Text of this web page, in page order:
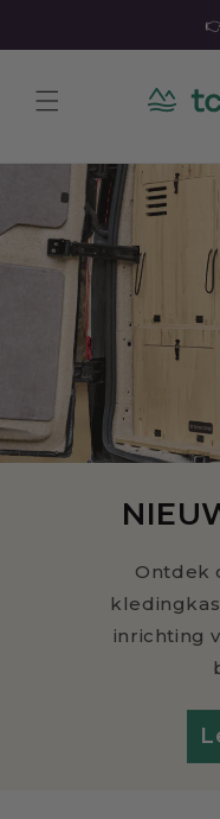
DE
OM
Geen
slimme
eenvoudig